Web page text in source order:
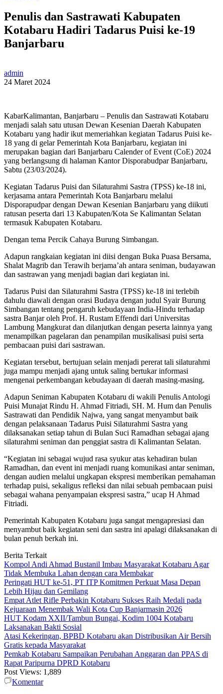
Penulis dan Sastrawati Kabupaten
Kotabaru Hadiri Tadarus Puisi ke-19
Banjarbaru
admin
24 Maret 2024
KabarKalimantan, Banjarbaru – Penulis dan Sastrawati Kotabaru
menjadi salah satu utusan Dewan Kesenian Daerah Kabupaten
Kotabaru yang hadir ikut memeriahkan kegiatan Tadarus Puisi ke-
18 yang di gelar Pemerintah Kota Banjarbaru, kegiatan ini
merupakan bagian dari Banjarbaru Calender of Event (CoE) 2024
yang berlangsung di halaman Kantor Disporabudpar Banjarbaru,
Sabtu (23/03/2024).
Kegiatan Tadarus Puisi dan Silaturahmi Sastra (TPSS) ke-18 ini,
kerjasama antara Pemerintah Kota Banjarbaru melalui
Disporapudpar dengan Dewan Kesenian Banjarbaru yang diikuti
ratusan peserta dari 13 Kabupaten/Kota Se Kalimantan Selatan
termasuk Kabupaten Kotabaru.
Dengan tema Percik Cahaya Burung Simbangan.
Adapun rangkaian kegiatan ini diisi dengan Buka Puasa Bersama,
Shalat Magrib dan Terawih berjama’ah antara seniman, budayawan
dan sastrawan yang menjadi bagian dari kegiatan ini.
Tadarus Puisi dan Silaturahmi Sastra (TPSS) ke-18 ini terlebih
dahulu diawali dengan orasi Budaya dengan judul Syair Burung
Simbangan tentang pengaruh kebudayaan India-Hindu terhadap
sastra Banjar oleh Prof. H. Rustam Effendi dari Universitas
Lambung Mangkurat dan dilanjutkan dengan peserta lainnya yang
menampilkan pagelaran dan penampilan musikalisasi puisi serta
pembacaan puisi dari sastrawan.
Kegiatan tersebut, bertujuan selain menjadi pererat tali silaturahmi
juga mampu menjadi ajang untuk saling bertukar informasi
mengenai perkembangan kebudayaan di daerah masing-masing.
Adapun Seniman Kabupaten Kotabaru di wakili Penulis Antologi
Puisi Munajat Rindu H. Ahmad Fitriadi, SH. M. Hum dan Penulis
Sastrawati dan Pendidik Najwa, yang sangat menyambut baik
dengan pelaksanaan Tadarus Puisi Silaturahmi Sastra yang
dilaksanakan setiap tahun di Bulan Suci Ramadhan sebagai ajang
silaturahmi seniman dan penggiat sastra di Kalimantan Selatan.
“Kegiatan ini sebagai wujud rasa syukur atas kehadiran bulan
Ramadhan, dan event ini menjadi ruang komunikasi antar seniman,
dengan audien melalui ungkapan ekspresi memberikan pemahaman
terhadap puisi, sekaligus refleksi dan nilai sebuah pembacaan puisi
sebagai wahana penyampaian ekspresi sastra,” ucap H Ahmad
Fitriadi.
Pemerintah Kabupaten Kotabaru juga sangat mengapresiasi dan
menyambut baik kegiatan seni dan sastra ini apalagi dilaksanakan di
bulan penuh berkah ini.
Berita Terkait
Kompol Andi Ahmad Bustanil Imbau Masyarakat Kotabaru Agar
Tidak Membuka Lahan dengan cara Membakar
Peringati HUT ke-51, PT ITP Komitmen Perkuat Masa Depan
Lebih Hijau dan Gemilang
Empat Atlet Rifle Perbakin Kotabaru Sukses Raih Medali pada
Kejuaraan Menembak Wali Kota Cup Banjarmasin 2026
HUT Kodam XXII/Tambun Bungai, Kodim 1004 Kotabaru
Laksanakan Bakti Sosial
Atasi Kekeringan, BPBD Kotabaru akan Distribusikan Air Bersih
Gratis kepada Masyarakat
Pemkab Kotabaru Sampaikan Perubahan Anggaran dan PPAS di
Rapat Paripurna DPRD Kotabaru
Post Views: 1,889
Komentar